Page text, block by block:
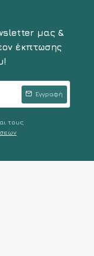
μας &
έκπτωσης
Εγγραφή
τους